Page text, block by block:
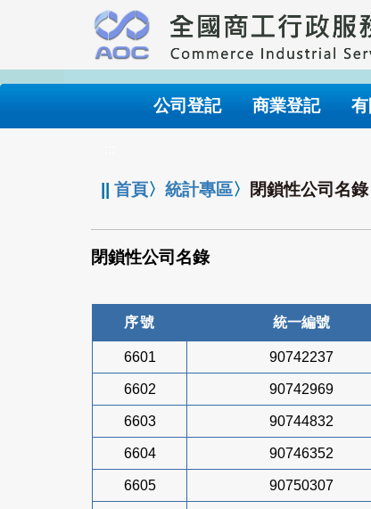
要
內
公司登記 商業登記
||首頁〉統計專區〉 閉鎖性公司名錄
閉鎖性公司名錄
序號 統一編號
6601 90742237
6602 90742969
6603 90744832
6604 90746352
6605 90750307